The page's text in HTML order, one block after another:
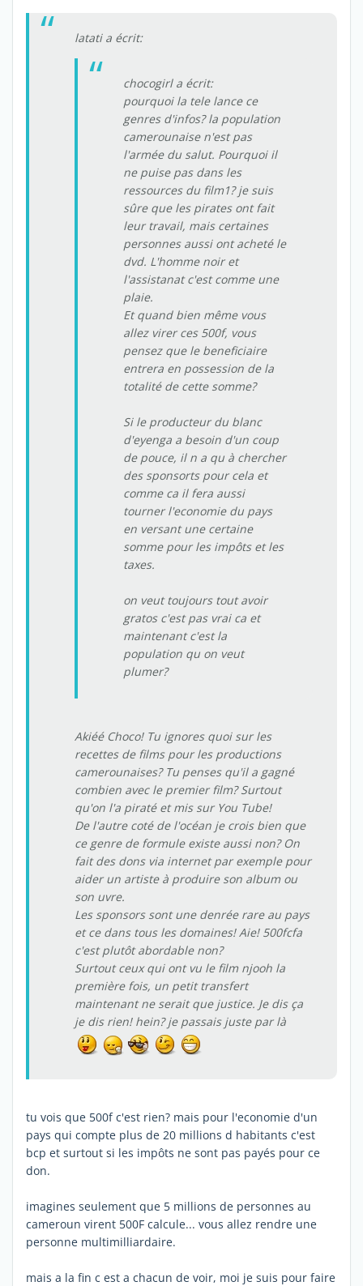
latati a écrit:
chocogirl a écrit:
pourquoi la tele lance ce
genres d'infos? la population
camerounaise n'est pas
l'armée du salut. Pourquoi il
ne puise pas dans les
ressources du film1? je suis
sûre que les pirates ont fait
leur travail, mais certaines
personnes aussi ont acheté le
dvd. L'homme noir et
l'assistanat c'est comme une
plaie.
Et quand bien même vous
allez virer ces 500f, vous
pensez que le beneficiaire
entrera en possession de la
totalité de cette somme?
Si le producteur du blanc
d'eyenga a besoin d'un coup
de pouce, il n a qu à chercher
des sponsorts pour cela et
comme ca il fera aussi
tourner l'economie du pays
en versant une certaine
somme pour les impôts et les
taxes.
on veut toujours tout avoir
gratos c'est pas vrai ca et
maintenant c'est la
population qu on veut
plumer?
Akiéé Choco! Tu ignores quoi sur les
recettes de films pour les productions
camerounaises? Tu penses qu'il a gagné
combien avec le premier film? Surtout
qu'on l'a piraté et mis sur You Tube!
De l'autre coté de l'océan je crois bien que
ce genre de formule existe aussi non? On
fait des dons via internet par exemple pour
aider un artiste à produire son album ou
son uvre.
Les sponsors sont une denrée rare au pays
et ce dans tous les domaines! Aie! 500fcfa
c'est plutôt abordable non?
Surtout ceux qui ont vu le film njooh la
première fois, un petit transfert
maintenant ne serait que justice. Je dis ça
je dis rien! hein? je passais juste par là
tu vois que 500f c'est rien? mais pour l'economie d'un
pays qui compte plus de 20 millions d habitants c'est
bcp et surtout si les impôts ne sont pas payés pour ce
don.
imagines seulement que 5 millions de personnes au
cameroun virent 500F calcule... vous allez rendre une
personne multimilliardaire.
mais a la fin c est a chacun de voir, moi je suis pour faire